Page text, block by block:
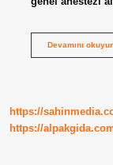
Devamını
https://
https://